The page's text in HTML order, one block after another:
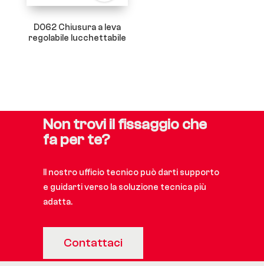
product
D062 Chiusura a leva
regolabile lucchettabile
Non trovi il fissaggio che
fa per te?
Il nostro ufficio tecnico può darti supporto
e guidarti verso la soluzione tecnica più
adatta.
Contattaci